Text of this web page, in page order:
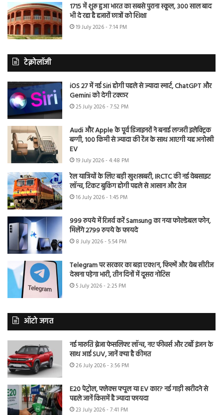
1715 में शुरू हुआ भारत का सबसे पुराना स्कूल, 300 साल बाद
भी दे रहा है हजारों छात्रों को शिक्षा
19 July 2026 - 7:14 PM
टेक्नोलॉजी
iOS 27 में नई Siri होगी पहले से ज्यादा स्मार्ट, ChatGPT और
Gemini को देगी टक्कर
25 July 2026 - 7:52 PM
Audi और Apple के पूर्व डिजाइनरों ने बनाई लग्जरी इलेक्ट्रिक
बग्गी, 100 किमी से ज्यादा की रेंज के साथ आएगी यह अनोखी
EV
19 July 2026 - 4:48 PM
रेल यात्रियों के लिए बड़ी खुशखबरी, IRCTC की नई वेबसाइट
लॉन्च, टिकट बुकिंग होगी पहले से आसान और तेज
16 July 2026 - 1:45 PM
999 रुपये में रिजर्व करें Samsung का नया फोल्डेबल फोन,
मिलेंगे 2799 रुपये के फायदे
8 July 2026 - 5:54 PM
Telegram पर सरकार का बड़ा एक्शन, फिल्में और वेब सीरीज
देखना पड़ेगा भारी, तीन दिनों में दूसरा नोटिस
5 July 2026 - 2:25 PM
ऑटो जगत
नई मारुति ब्रेजा फेसलिफ्ट लॉन्च, नए फीचर्स और टर्बो इंजन के
साथ आई SUV, जानें क्या है कीमत
26 July 2026 - 3:56 PM
E20 पेट्रोल, फ्लेक्स फ्यूल या EV कार? नई गाड़ी खरीदने से
पहले जानें किसमें है ज्यादा फायदा
23 July 2026 - 7:41 PM